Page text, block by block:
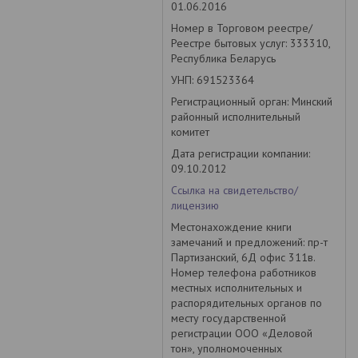
01.06.2016
Номер в Торговом реестре/
Реестре бытовых услуг: 333310,
Республика Беларусь
УНП: 691523364
Регистрационный орган: Минский
районный исполнительный
комитет
Дата регистрации компании:
09.10.2012
Ссылка на свидетельство/
лицензию
Местонахождение книги
замечаний и предложений: пр-т
Партизанский, 6Д офис 311в.
Номер телефона работников
местных исполнительных и
распорядительных органов по
месту государственной
регистрации ООО «Деловой
тон», уполномоченных